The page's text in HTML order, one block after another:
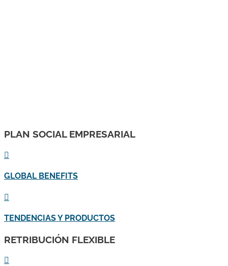
PLAN SOCIAL EMPRESARIAL

GLOBAL BENEFITS

TENDENCIAS Y PRODUCTOS
RETRIBUCIÓN FLEXIBLE
